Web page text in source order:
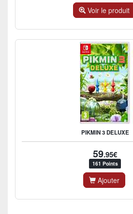
Voir le produit
PIKMIN 3 DELUXE
59.95€
161 Points
Ajouter